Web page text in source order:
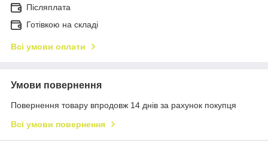
Післяплата
Готівкою на складі
Всі умови оплати
Умови повернення
Повернення товару впродовж 14 днів за рахунок покупця
Всі умови повернення